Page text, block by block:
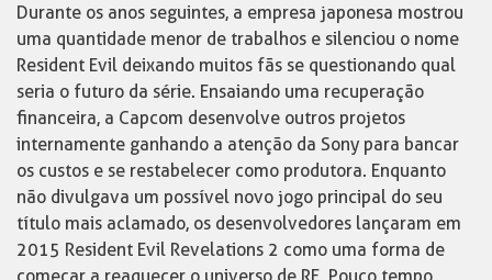
Durante os anos seguintes, a empresa japonesa mostrou
uma quantidade menor de trabalhos e silenciou o nome
Resident Evil deixando muitos fãs se questionando qual
seria o futuro da série. Ensaiando uma recuperação
financeira, a Capcom desenvolve outros projetos
internamente ganhando a atenção da Sony para bancar
os custos e se restabelecer como produtora. Enquanto
não divulgava um possível novo jogo principal do seu
título mais aclamado, os desenvolvedores lançaram em
2015 Resident Evil Revelations 2 como uma forma de